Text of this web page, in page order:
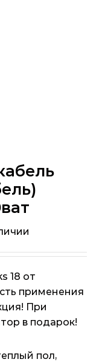
18 от
применения
При
в подарок!
пол,